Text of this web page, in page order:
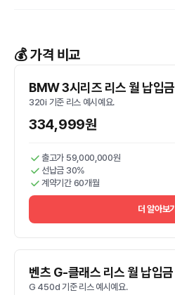
💰 가격 비교
BMW 3시리즈 리스 월 납입금
320i 기준 리스 예시예요.
334,999원
출고가 59,000,000원
선납금 30%
계약기간 60개월
더 알아보기
벤츠 G-클래스 리스 월 납입금
G 450d 기준 리스 예시예요.